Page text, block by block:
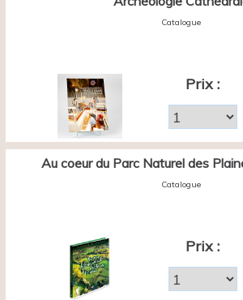
Catalogue
Prix :
Au coeur du Parc Naturel des
Catalogue
Prix :